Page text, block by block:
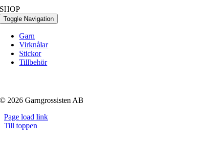
SHOP
Toggle Navigation
Garn
Virknålar
Stickor
Tillbehör
© 2026 Garngrossisten AB
Page load link
Till toppen